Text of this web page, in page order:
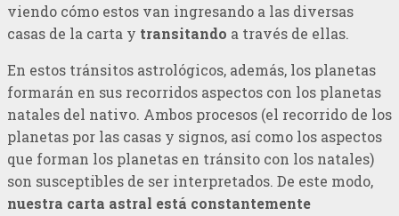
viendo cómo estos van ingresando a las diversas
casas de la carta y transitando a través de ellas.
En estos tránsitos astrológicos, además, los planetas
formarán en sus recorridos aspectos con los planetas
natales del nativo. Ambos procesos (el recorrido de los
planetas por las casas y signos, así como los aspectos
que forman los planetas en tránsito con los natales)
son susceptibles de ser interpretados. De este modo,
nuestra carta astral está constantemente